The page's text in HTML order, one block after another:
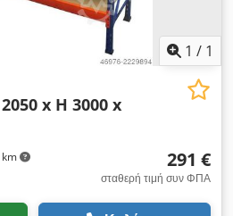
1 / 1
x H 3000 x
291 €
σταθερή τιμή συν ΦΠΑ